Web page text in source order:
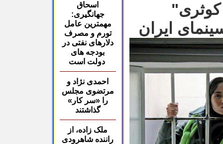
اسحاق
جهانگیری:
مهمترین عامل
تورم و مصرف
دلارهای نفتی در
بودجه های
دولت است
احمدی نژاد و
مرتضوی مجلس
را «سر کار»
گذاشتند
ملک زاده، از
راننده شاهرودی
کوثری"
ایران